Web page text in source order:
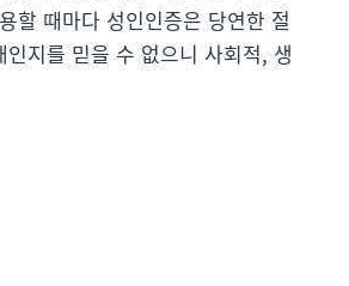
할 때마다 성인인증은 당연한 절
지를 믿을 수 없으니 사회적, 생